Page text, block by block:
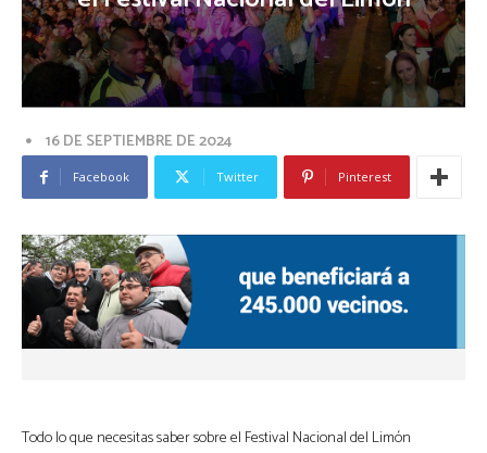
16 DE SEPTIEMBRE DE 2024
Facebook Twitter Pinterest
Todo lo que necesitas saber sobre el Festival Nacional del Limón